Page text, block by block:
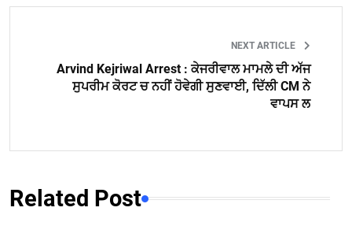
NEXT ARTICLE
Arvind Kejriwal Arrest : ਕੇਜਰੀਵਾਲ ਮਾਮਲੇ ਦੀ ਅੱਜ
ਸੁਪਰੀਮ ਕੋਰਟ ਚ ਨਹੀਂ ਹੋਵੇਗੀ ਸੁਣਵਾਈ, ਦਿੱਲੀ CM ਨੇ
ਵਾਪਸ ਲ
Related Post